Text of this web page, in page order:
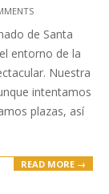
de Santa
entorno de la
Nuestra
intentamos
plazas, así
READ MORE →